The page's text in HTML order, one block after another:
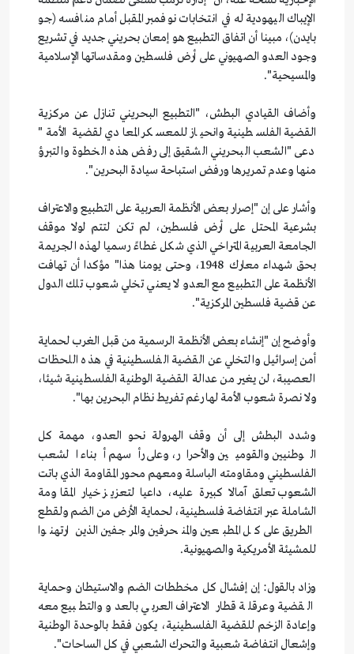
الإيباك اليهودية له في انتخابات نوفمبر المقبل أمام منافسه (جو
بايدن)، مبينا أن اتفاق التطبيع هو إمعان بحريني جديد في تشريع
وجود العدو الصهيوني على أرض فلسطين ومقدساتها الإسلامية
والمسيحية".
وأضاف القيادي البطش، "التطبيع البحريني تنازل عن مركزية
القضية الفلسطينية وانحياز للمعسكر المعادي لقضية الأمة"
دعى "الشعب البحريني الشقيق إلى رفض هذه الخطوة والتبرؤ
منها وعدم تمريرها ورفض استباحة سيادة البحرين".
وأشار على إن "إصرار بعض الأنظمة العربية على التطبيع والاعتراف
بشرعية المحتل على أرض فلسطين، لم تكن لتتم لولا موقف
الجامعة العربية المتراخي الذي شكل غطاءً رسميا لهذه الجريمة
بحق شهداء معارك 1948، وحتى يومنا هذا" مؤكدا أن تهافت
الأنظمة على التطبيع مع العدو لا يعني تخلي شعوب تلك الدول
عن قضية فلسطين المركزية".
وأوضح إن "إنشاء بعض الأنظمة الرسمية من قبل الغرب لحماية
أمن إسرائيل والتخلي عن القضية الفلسطينية في هذه اللحظات
العصيبة، لن يغير من عدالة القضية الوطنية الفلسطينية شيئا،
ولا نصرة شعوب الأمة لها رغم تفريط نظام البحرين بها".
وشدد البطش إلى أن وقف الهرولة نحو العدو، مهمة كل
الوطنيين والقوميين والأحرار، وعلى رأسهم أبناء الشعب
الفلسطيني ومقاومته الباسلة ومعهم محور المقاومة الذي باتت
الشعوب تعلق آمالا كبيرة عليه، داعيا لتعزيز خيار المقاومة
الشاملة عبر انتفاضة فلسطينية، لحماية الأرض من الضم ولقطع
الطريق على كل المطبعين والمنحرفين والمرجفين الذين ارتهنوا
للمشيئة الأمريكية والصهيونية.
وزاد بالقول: إن إفشال كل مخططات الضم والاستيطان وحماية
القضية وعرقلة قطار الاعتراف العربي بالعدو والتطبيع معه
وإعادة الزخم للقضية الفلسطينية، يكون فقط بالوحدة الوطنية
وإشعال انتفاضة شعبية والتحرك الشعبي في كل الساحات".